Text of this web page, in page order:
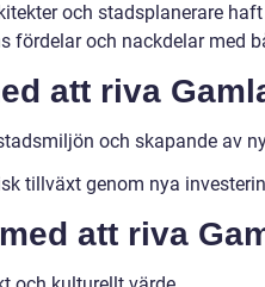
och stadsplanerare
fördelar och nackdelar med
att riva
och skapande av
tillväxt genom nya
att riva